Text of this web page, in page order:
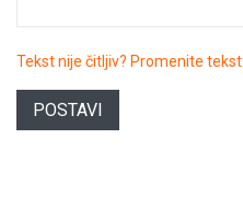
Tekst nije čitljiv? Promenite tekst.
POSTAVI